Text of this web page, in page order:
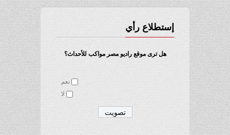
إستطلاع رأي
هل ترى موقع راديو مصر مواكب للأحداث؟
نعم
لا